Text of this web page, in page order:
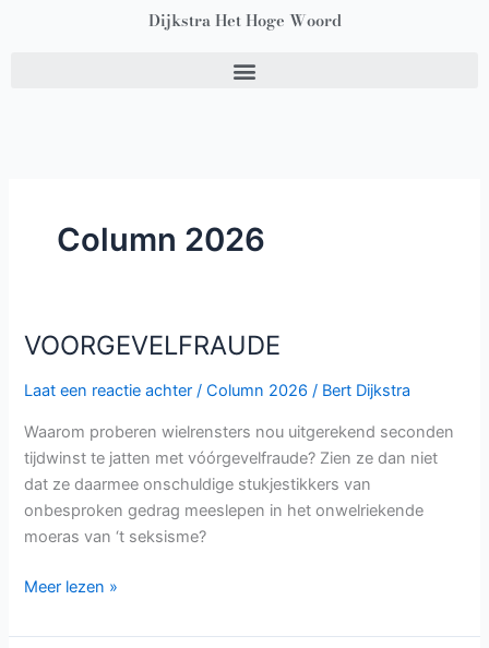
Dijkstra Het Hoge Woord
Column 2026
VOORGEVELFRAUDE
Laat een reactie achter /Column 2026 / Bert Dijkstra
Waarom proberen wielrensters nou uitgerekend seconden
tijdwinst te jatten met vóórgevelfraude? Zien ze dan niet
dat ze daarmee onschuldige stukjestikkers van
onbesproken gedrag meeslepen in het onwelriekende
moeras van ‘t seksisme?
VOORGEVELFRAUDE
Meer lezen »